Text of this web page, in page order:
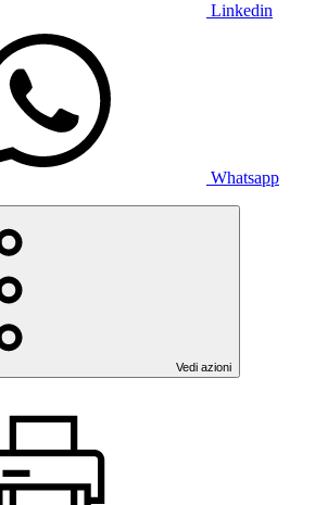
Linkedin
Whatsapp
Vedi azioni